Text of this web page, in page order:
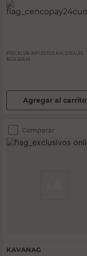
PRECIO SIN IMPUESTOS NACIONALES:
$639.669,43
Agregar al carrito
Comparar
KAVANAG